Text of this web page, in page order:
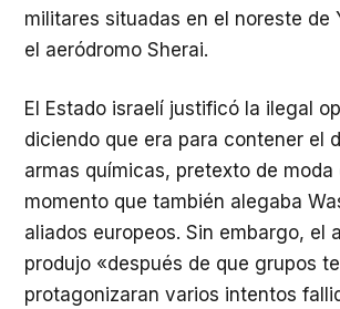
militares situadas en el noreste de
el aeródromo Sherai.
El Estado israelí justificó la ilegal
diciendo que era para contener el
armas químicas, pretexto de moda
momento que también alegaba
aliados europeos. Sin embargo, el
produjo «después de que grupos
protagonizaran varios intentos